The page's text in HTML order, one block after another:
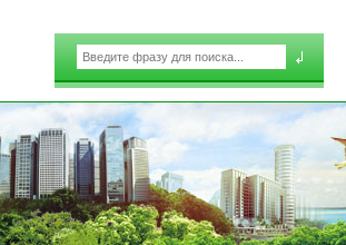
Форма поиска
Поиск